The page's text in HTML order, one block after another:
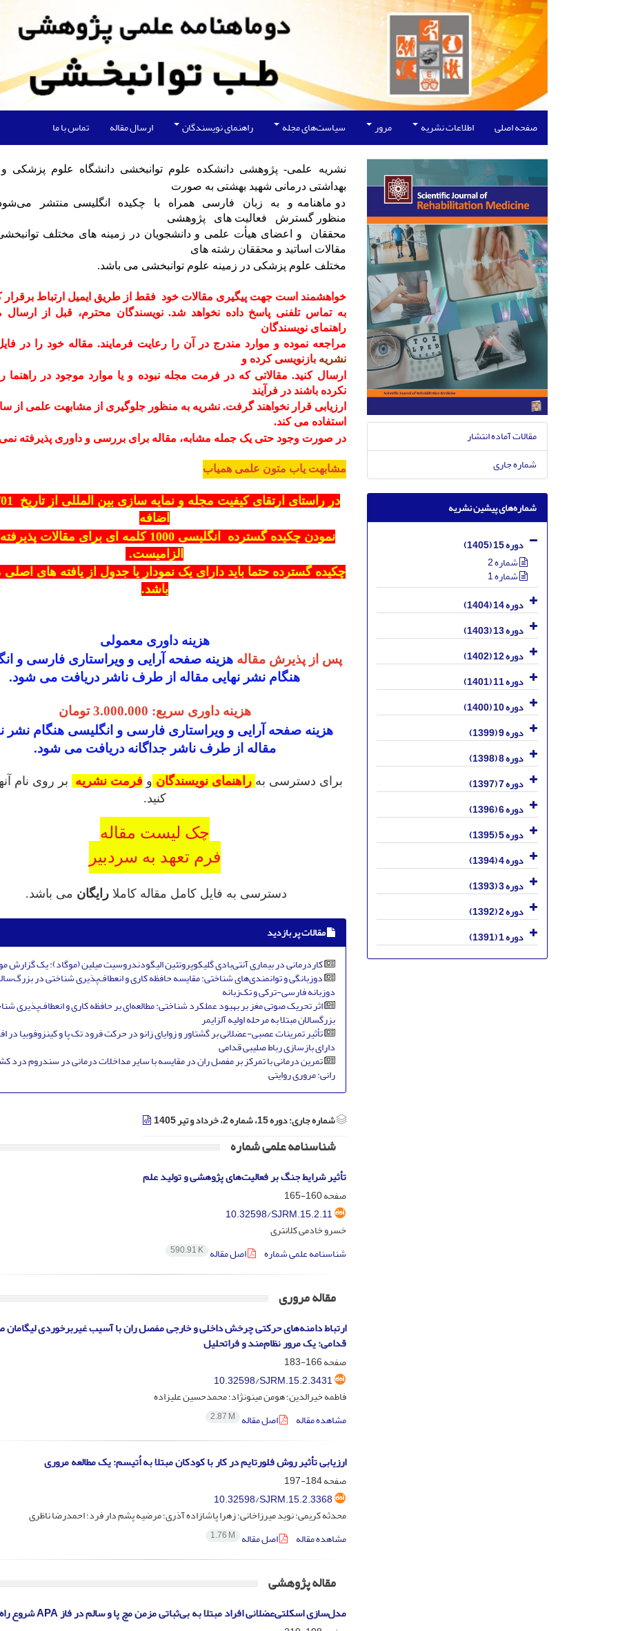
صفحه اصلی اطلاعات نشریه مرور سیاست‌های مجله راهنمای نویسندگان ارسال مقاله تماس با ما
مقالات آماده انتشار
شماره جاری
شماره‌های پیشین نشریه
دوره 15 (1405)
شماره 2
شماره 1
دوره 14 (1404)
دوره 13 (1403)
دوره 12 (1402)
دوره 11 (1401)
دوره 10 (1400)
دوره 9 (1399)
دوره 8 (1398)
دوره 7 (1397)
دوره 6 (1396)
دوره 5 (1395)
دوره 4 (1394)
دوره 3 (1393)
دوره 2 (1392)
دوره 1 (1391)
نشریه علمی- پژوهشی دانشکده علوم توانبخشی دانشگاه علوم پزشکی
بهداشتی درمانی شهید بهشتی به صورت
دو ماهنامه و به زبان فارسی همراه با چکیده انگلیسی منتشر
منظور گسترش فعالیت های پژوهشی
محققان و اعضای هیأت علمی و دانشجویان در زمینه های مختلف
مقالات اساتید و محققان رشته های
مختلف علوم پزشکی در زمینه علوم توانبخشی می باشد.
خواهشمند است جهت پیگیری مقالات خود فقط از طریق ایمیل ارتباط برقرار
به تماس تلفنی پاسخ داده نخواهد شد. نویسندگان محترم، قبل از ارسال
راهنمای نویسندگان
مراجعه نمودهو موارد مندرج در آن را رعایت فرمایند. مقاله خود را در
نشریه بازنویسی کرده و
ارسالکنید. مقالاتی که در فرمت مجله نبوده و یا موارد موجود در راهنما
نکرده باشند در فرآیند
ارزیابی قرار نخواهند گرفت.نشریه به منظور جلوگیری از مشابهت علمی از
استفاده می کند.
در صورت وجود حتی یکجمله مشابه، مقاله برای بررسی و داوری پذیرفته
مشابهت یاب متون علمی همیاب
در راستای ارتقای کیفیت مجله و نمایه سازی بین المللی از تاریخ
اضافه
نمودن چکیده گسترده انگلیسی 1000 کلمه ای برای مقالات
الزامیست.
چکیده گسترده حتما باید دارای یک نمودار یا جدول از یافته های
باشد.
هزینه داوری معمولی
پس از پذیرش مقاله هزینهصفحه آرایی و ویراستاری فارسی و
هنگام نشر نهایی مقاله از طرف ناشر دریافت می شود.
هزینه داوری سریع: 3.000.000 تومان
هزینه صفحه آرایی و ویراستاری فارسی و انگلیسی هنگام نشر
مقاله از طرف ناشر جداگانه دریافت می شود.
برای دسترسی به راهنمای نویسندگان و فرمت نشریه بر روی نام
کنید.
چک لیست مقاله
فرم تعهد به سردبیر
دسترسی به فایل کامل مقاله کاملا رایگان می باشد.
مقالات پر بازدید
کاردرمانی در بیماری آنتی‌بادی گلیکوپروتئین الیگودندروسیت میلین (موگاد): یک گزارش
دوزبانگی و توانمندی‌های شناختی: مقایسه حافظه کاری و انعطاف‌پذیری شناختی در
دوزبانه فارسی-ترکی و تک‌زبانه
اثر تحریک صوتی مغز بر بهبود عملکرد شناختی: مطالعه‌ای بر حافظه کاری و انعطاف‌پذیری
بزرگسالان مبتلا به مرحله‌ اولیه‌ آلزایمر
تأثیر تمرینات عصبی-عضلانی بر گشتاور و زوایای زانو در حرکت فرود تک پا و کینزوفوبیا در
دارای بازسازی رباط صلیبی قدامی
تمرین درمانی با تمرکز بر مفصل ران در مقایسه با سایر مداخلات درمانی در سندروم
رانی: مروری روایتی
شماره جاری:دوره 15، شماره 2، خرداد و تیر 1405
شناسنامه علمی شماره
تأثیر شرایط جنگ بر فعالیت‌های پژوهشی و تولید علم
صفحه160-165
10.32598/SJRM.15.2.11
خسرو خادمی کلانتری
شناسنامه علمی شماره
اصل مقاله 590.91 K
مقاله مروری
ارتباط دامنه‌های حرکتی چرخش داخلی و خارجی مفصل ران با آسیب غیر‌برخوردی لیگامان
قدامی: یک مرور نظام‌مند و فراتحلیل
صفحه166-183
10.32598/SJRM.15.2.3431
فاطمه خیرالدین؛ هومن مینونژاد؛ محمدحسین علیزاده
مشاهده مقاله
اصل مقاله 2.87 M
ارزیابی تأثیر روش فلورتایم در کار با کودکان مبتلا به اُتیسم: یک مطالعه مروری
صفحه184-197
10.32598/SJRM.15.2.3368
محدثه کریمی؛ نوید میرزاخانی؛ زهرا پاشازاده آذری؛ مرضیه پشم دار فرد؛ احمدرضا ناظری
مشاهده مقاله
اصل مقاله 1.76 M
مقاله پژوهشی
مدل‌سازی اسکلتی‌عضلانی افراد مبتلا به بی‌ثباتی مزمن مچ پا و سالم در فاز APA شروع راه رفتن